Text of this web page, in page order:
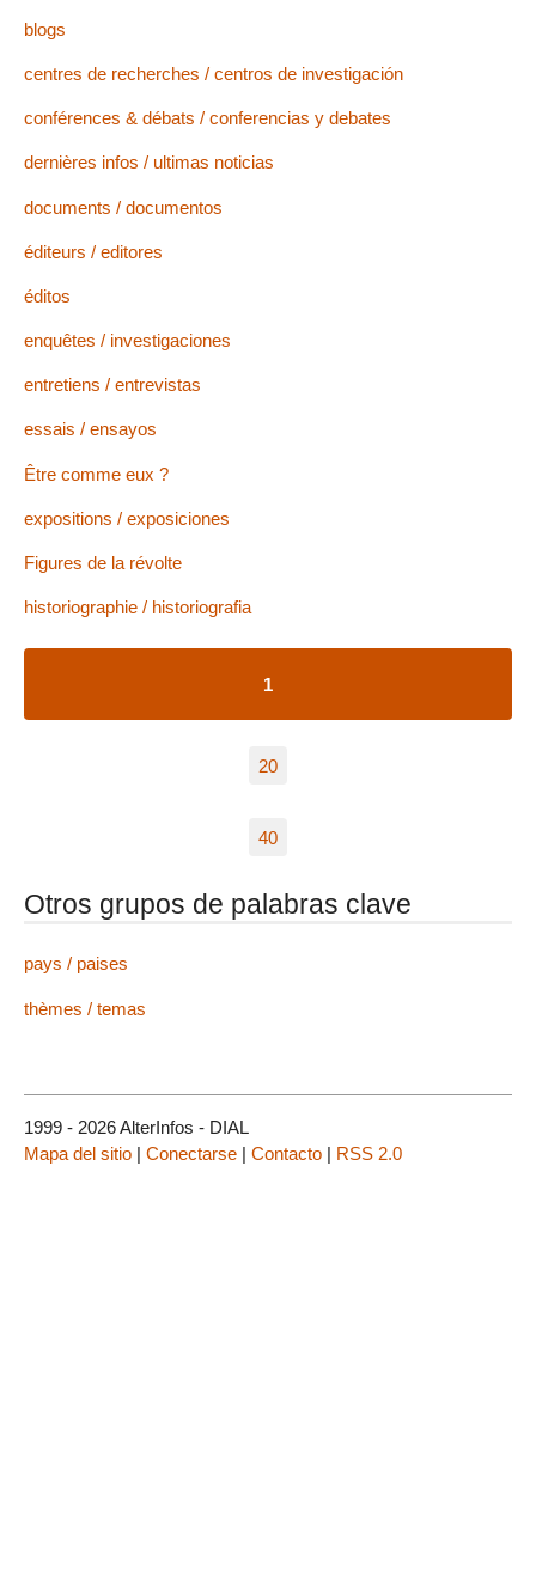
blogs
centres de recherches / centros de investigación
conférences & débats / conferencias y debates
dernières infos / ultimas noticias
documents / documentos
éditeurs / editores
éditos
enquêtes / investigaciones
entretiens / entrevistas
essais / ensayos
Être comme eux ?
expositions / exposiciones
Figures de la révolte
historiographie / historiografia
1
20
40
Otros grupos de palabras clave
pays / paises
thèmes / temas
1999 - 2026 AlterInfos - DIAL
Mapa del sitio | Conectarse | Contacto | RSS 2.0